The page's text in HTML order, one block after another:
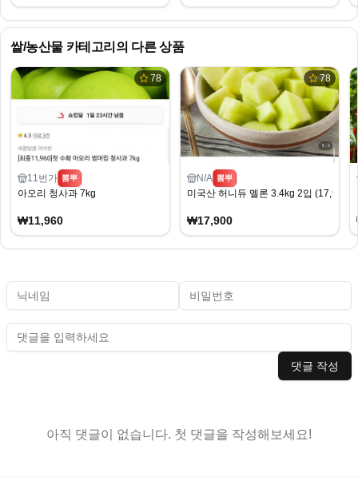
쌀/농산물 카테고리의 다른 상품
78
11번가 뽐뿌
아오리 청사과 7kg
₩11,960
78
N/A 뽐뿌
미국산 허니듀 멜론 3.4kg 2입 (17,900
₩17,900
댓글 작성
아직 댓글이 없습니다. 첫 댓글을 작성해보세요!